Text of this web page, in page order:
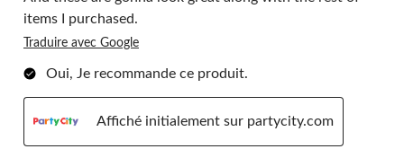
items I purchased.
Traduire avec Google
Oui, Je recommande ce produit.
Affiché initialement sur partycity.com